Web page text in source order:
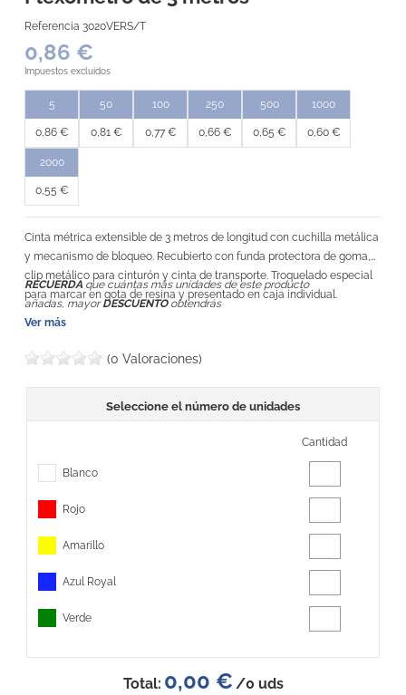
Referencia 3020VERS/T
0,86 €
Impuestos excluidos
5
0,86 €
50
0,81 €
100
0,77 €
250
0,66 €
500
0,65 €
1000
0,60 €
2000
0,55 €
Cinta métrica extensible de 3 metros de longitud con cuchilla metálica
y mecanismo de bloqueo. Recubierto con funda protectora de goma,
clip metálico para cinturón y cinta de transporte. Troquelado especial
para marcar en gota de resina y presentado en caja individual.
RECUERDA que cuántas más unidades de este producto
añadas, mayorDESCUENTOobtendrás
Ver más
(0 Valoraciones)
Seleccione el número de unidades
Cantidad
Blanco
Rojo
Amarillo
Azul Royal
Verde
Total: 0,00 € /0 uds